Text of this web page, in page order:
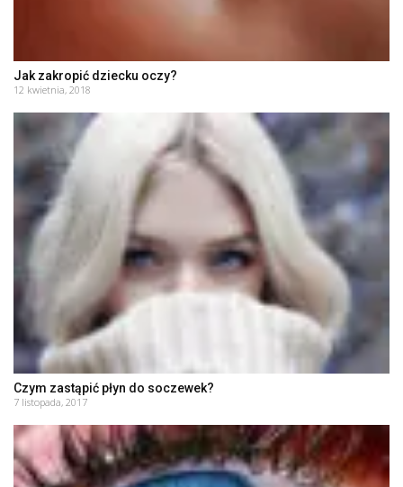
Jak zakropić dziecku oczy?
12 kwietnia, 2018
Czym zastąpić płyn do soczewek?
7 listopada, 2017